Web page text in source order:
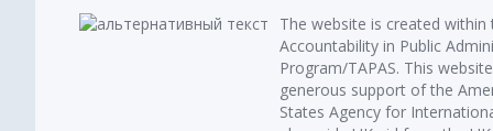
The website is created
Accountability in Public
Program/TAPAS. This
generous support of the
States Agency for